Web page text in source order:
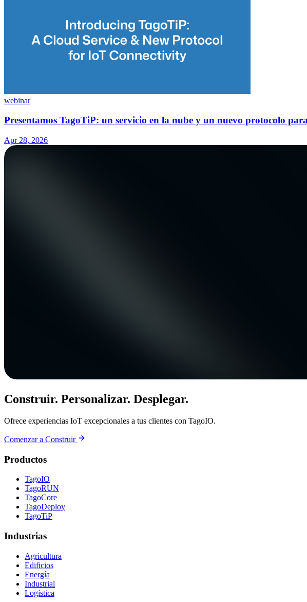
webinar
Presentamos TagoTiP: un servicio en la nube y un nuevo protocolo
Apr 28, 2026
Construir. Personalizar. Desplegar.
Ofrece experiencias IoT excepcionales a tus clientes con TagoIO.
Comenzar a Construir
Productos
TagoIO
TagoRUN
TagoCore
TagoDeploy
TagoTiP
Industrias
Agricultura
Edificios
Energía
Industrial
Logística